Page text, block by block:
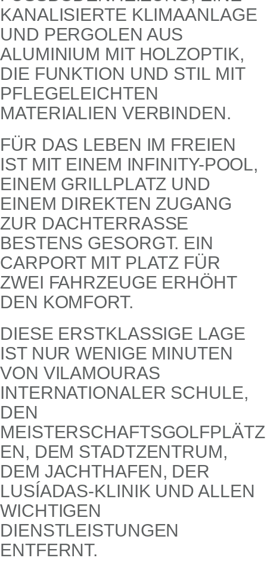
ANALISIERTE KLIMAANLAGE U
ND PERGOLEN AUS A
LUMINIUM MIT HOLZOPTIK, D
IE FUNKTION UND STIL MIT P
FLEGELEICHTEN M
ATERIALIEN VERBINDEN.
FÜR DAS LEBEN IM FREIEN
IST MIT EINEM INFINITY-POOL,
EINEM GRILLPLATZ UND
EINEM DIREKTEN ZUGANG
ZUR DACHTERRASSE
BESTENS GESORGT. EIN
CARPORT MIT PLATZ FÜR
ZWEI FAHRZEUGE ERHÖHT
DEN KOMFORT.
DIESE ERSTKLASSIGE LAGE
IST NUR WENIGE MINUTEN
VON VILAMOURAS
INTERNATIONALER SCHULE,
DEN
MEISTERSCHAFTSGOLFPLÄTZ
EN, DEM STADTZENTRUM,
DEM JACHTHAFEN, DER
LUSÍADAS-KLINIK UND ALLEN
WICHTIGEN
DIENSTLEISTUNGEN
ENTFERNT.